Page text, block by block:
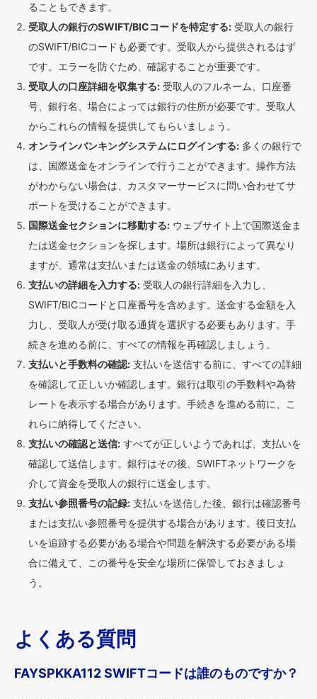
ることもできます。
受取人の銀行のSWIFT/BICコードを特定する: 受取人の銀行
のSWIFT/BICコードも必要です。受取人から提供されるはず
です。エラーを防ぐため、確認することが重要です。
受取人の口座詳細を収集する: 受取人のフルネーム、口座番
号、銀行名、場合によっては銀行の住所が必要です。受取人
からこれらの情報を提供してもらいましょう。
オンラインバンキングシステムにログインする: 多くの銀行で
は、国際送金をオンラインで行うことができます。操作方法
がわからない場合は、カスタマーサービスに問い合わせてサ
ポートを受けることができます。
国際送金セクションに移動する: ウェブサイト上で国際送金ま
たは送金セクションを探します。場所は銀行によって異なり
ますが、通常は支払いまたは送金の領域にあります。
支払いの詳細を入力する: 受取人の銀行詳細を入力し、
SWIFT/BICコードと口座番号を含めます。送金する金額を入
力し、受取人が受け取る通貨を選択する必要もあります。手
続きを進める前に、すべての情報を再確認しましょう。
支払いと手数料の確認: 支払いを送信する前に、すべての詳細
を確認して正しいか確認します。銀行は取引の手数料や為替
レートを表示する場合があります。手続きを進める前に、こ
れらに納得してください。
支払いの確認と送信: すべてが正しいようであれば、支払いを
確認して送信します。銀行はその後、SWIFTネットワークを
介して資金を受取人の銀行に送金します。
支払い参照番号の記録: 支払いを送信した後、銀行は確認番号
または支払い参照番号を提供する場合があります。後日支払
いを追跡する必要がある場合や問題を解決する必要がある場
合に備えて、この番号を安全な場所に保管しておきましょ
う。
よくある質問
FAYSPKKA112 SWIFTコードは誰のものですか？